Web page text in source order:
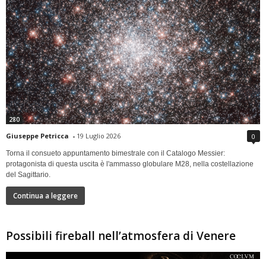
280
Giuseppe Petricca - 19 Luglio 2026 0
Torna il consueto appuntamento bimestrale con il Catalogo Messier:
protagonista di questa uscita è l'ammasso globulare M28, nella costellazione
del Sagittario.
Continua a leggere
Possibili fireball nell’atmosfera di Venere